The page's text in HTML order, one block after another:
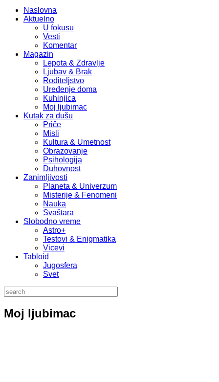
Naslovna
Aktuelno
U fokusu
Vesti
Komentar
Magazin
Lepota & Zdravlje
Ljubav & Brak
Roditeljstvo
Uređenje doma
Kuhinjica
Moj ljubimac
Kutak za dušu
Priče
Misli
Kultura & Umetnost
Obrazovanje
Psihologija
Duhovnost
Zanimljivosti
Planeta & Univerzum
Misterije & Fenomeni
Nauka
Svaštara
Slobodno vreme
Astro+
Testovi & Enigmatika
Vicevi
Tabloid
Jugosfera
Svet
Moj ljubimac